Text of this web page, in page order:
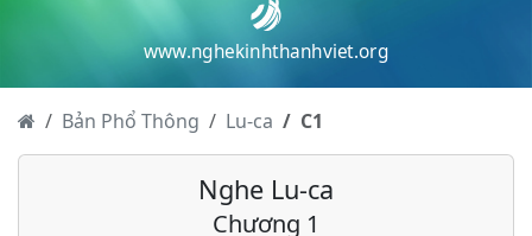
www.nghekinhthanhviet.org
Bản Phổ Thông Lu-ca C1
Nghe Lu-ca
Chương 1